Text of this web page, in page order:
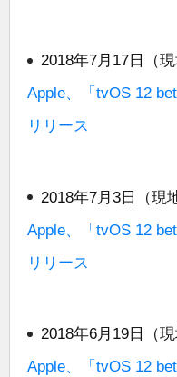
2018年7月17日（現
Apple、「tvOS 12
リリース
2018年7月3日（現
Apple、「tvOS 12
リリース
2018年6月19日（現
Apple、「tvOS 12